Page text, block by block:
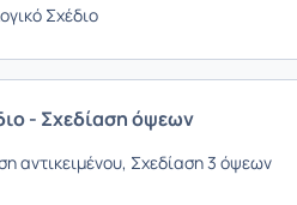
Σχέδιο
- Σχεδίαση όψεων
αντικειμένου, Σχεδίαση 3 όψεων